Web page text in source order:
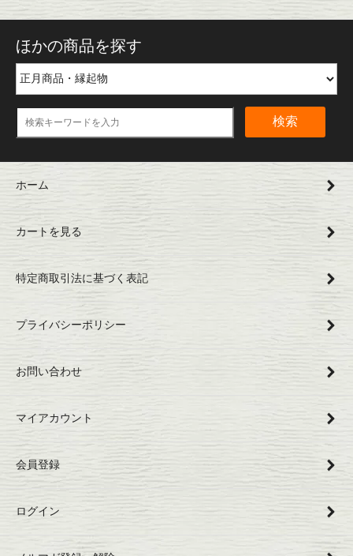
ほかの商品を探す
検索
ホーム
カートを見る
特定商取引法に基づく表記
プライバシーポリシー
お問い合わせ
マイアカウント
会員登録
ログイン